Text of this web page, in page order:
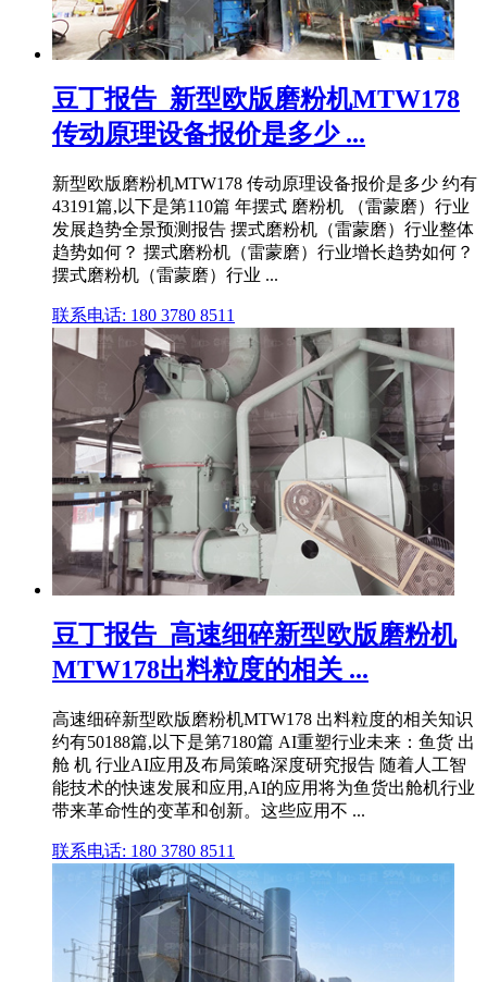
豆丁报告_新型欧版磨粉机MTW178
传动原理设备报价是多少 ...
新型欧版磨粉机MTW178 传动原理设备报价是多少 约有
43191篇,以下是第110篇 年摆式 磨粉机 （雷蒙磨）行业
发展趋势全景预测报告 摆式磨粉机（雷蒙磨）行业整体
趋势如何？ 摆式磨粉机（雷蒙磨）行业增长趋势如何？
摆式磨粉机（雷蒙磨）行业 ...
联系电话: 180 3780 8511
豆丁报告_高速细碎新型欧版磨粉机
MTW178出料粒度的相关 ...
高速细碎新型欧版磨粉机MTW178 出料粒度的相关知识
约有50188篇,以下是第7180篇 AI重塑行业未来：鱼货 出
舱 机 行业AI应用及布局策略深度研究报告 随着人工智
能技术的快速发展和应用,AI的应用将为鱼货出舱机行业
带来革命性的变革和创新。这些应用不 ...
联系电话: 180 3780 8511